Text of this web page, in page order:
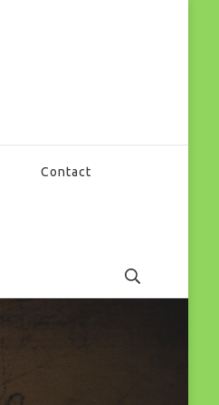
Contact